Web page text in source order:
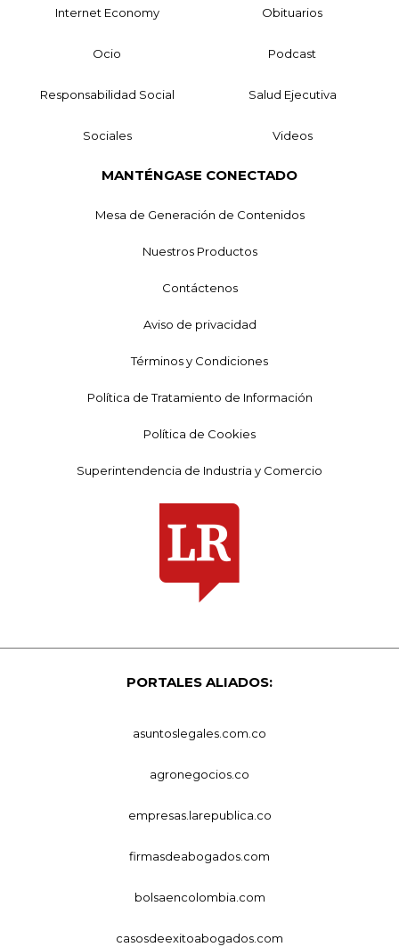
Internet Economy Obituarios
Ocio Podcast
Responsabilidad Social Salud Ejecutiva
Sociales Videos
MANTÉNGASE CONECTADO
Mesa de Generación de Contenidos
Nuestros Productos
Contáctenos
Aviso de privacidad
Términos y Condiciones
Política de Tratamiento de Información
Política de Cookies
Superintendencia de Industria y Comercio
PORTALES ALIADOS:
asuntoslegales.com.co
agronegocios.co
empresas.larepublica.co
firmasdeabogados.com
bolsaencolombia.com
casosdeexitoabogados.com